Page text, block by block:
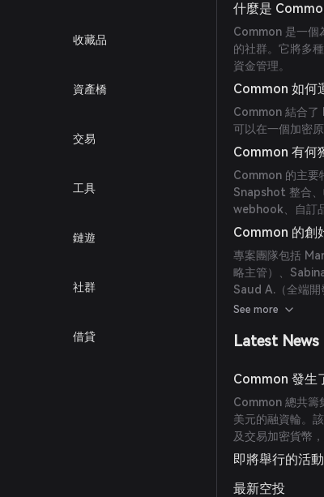
收藏品
資產橋
交易
工具
鏈遊
社群
借貸
什麼是
Common 是一個
的社群。它將多
資金管理。
Common 如何
Common 結合了
可以在一個加密
Common 有何
Common 的主要
Snapshot 整合、
webhook、自訂
Common 的創
專案團隊包括
略主管）、
Saud A.（全端
Calhoun（品牌
師）、Ege
See more
Latest News
Common 發生
Common 總共籌
美元的融資輪。
及交易加密貨幣
即將舉行的活動
最新空投